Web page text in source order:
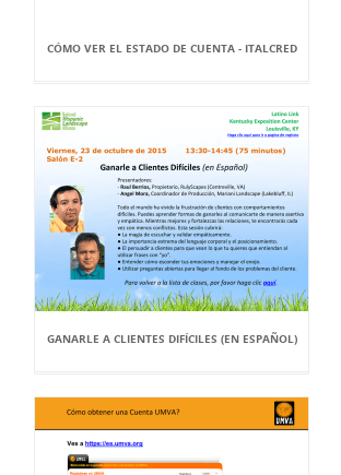
CÓMO VER EL ESTADO DE CUENTA - ITALCRED
GANARLE A CLIENTES DIFÍCILES (EN ESPAÑOL)